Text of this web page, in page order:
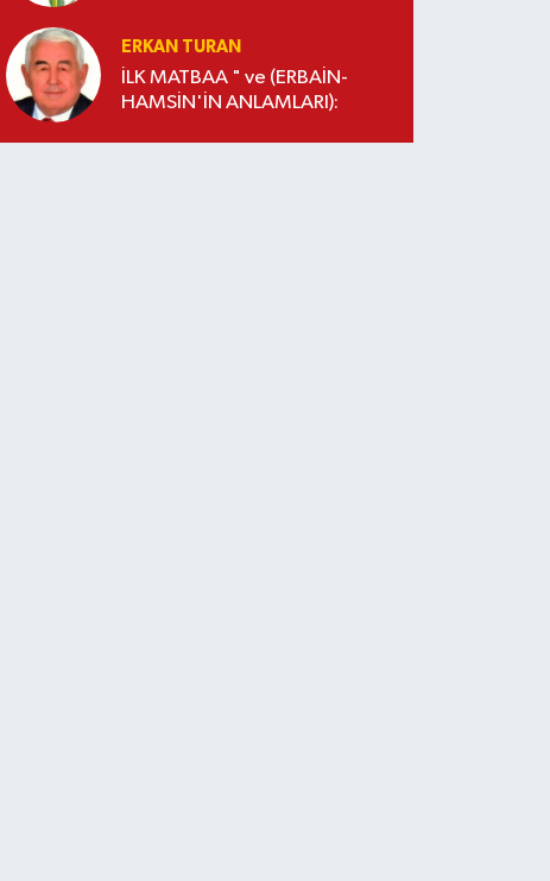
ERKAN TURAN
İLK MATBAA " ve (ERBAİN-
HAMSİN'İN ANLAMLARI):